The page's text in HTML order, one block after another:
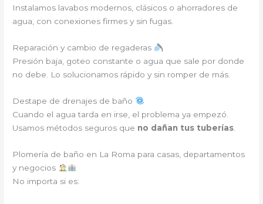
Instalamos lavabos modernos, clásicos o ahorradores de
agua, con conexiones firmes y sin fugas.
Reparación y cambio de regaderas
Presión baja, goteo constante o agua que sale por donde
no debe. Lo solucionamos rápido y sin romper de más.
Destape de drenajes de baño
Cuando el agua tarda en irse, el problema ya empezó.
Usamos métodos seguros que no dañan tus tuberías
Plomería de baño en La Roma para casas, departamentos
y negocios
No importa si es: